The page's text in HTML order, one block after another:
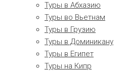
Туры в Абхазию
Туры во Вьетнам
Туры в Грузию
Туры в Доминикану
Туры в Египет
Туры на Кипр